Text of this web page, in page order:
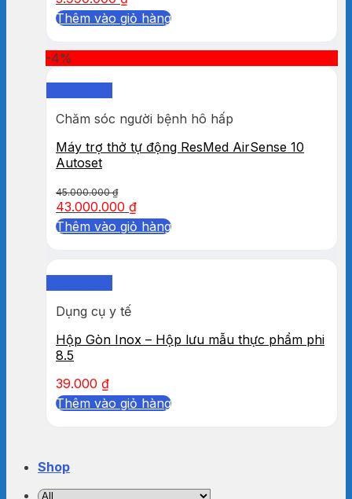
Thêm vào giỏ hàng
-4%
Chăm sóc người bệnh hô hấp
Máy trợ thở tự động ResMed AirSense 10
Autoset
45.000.000₫
43.000.000 ₫
Thêm vào giỏ hàng
Dụng cụ y tế
Hộp Gòn Inox – Hộp lưu mẫu thực phẩm phi
8.5
39.000 ₫
Thêm vào giỏ hàng
Shop